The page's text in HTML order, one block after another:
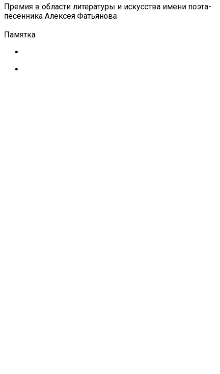
Премия в области литературы и искусства имени поэта-
песенника Алексея Фатьянова
Памятка